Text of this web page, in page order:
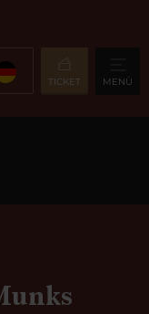
TICKET MENÜ